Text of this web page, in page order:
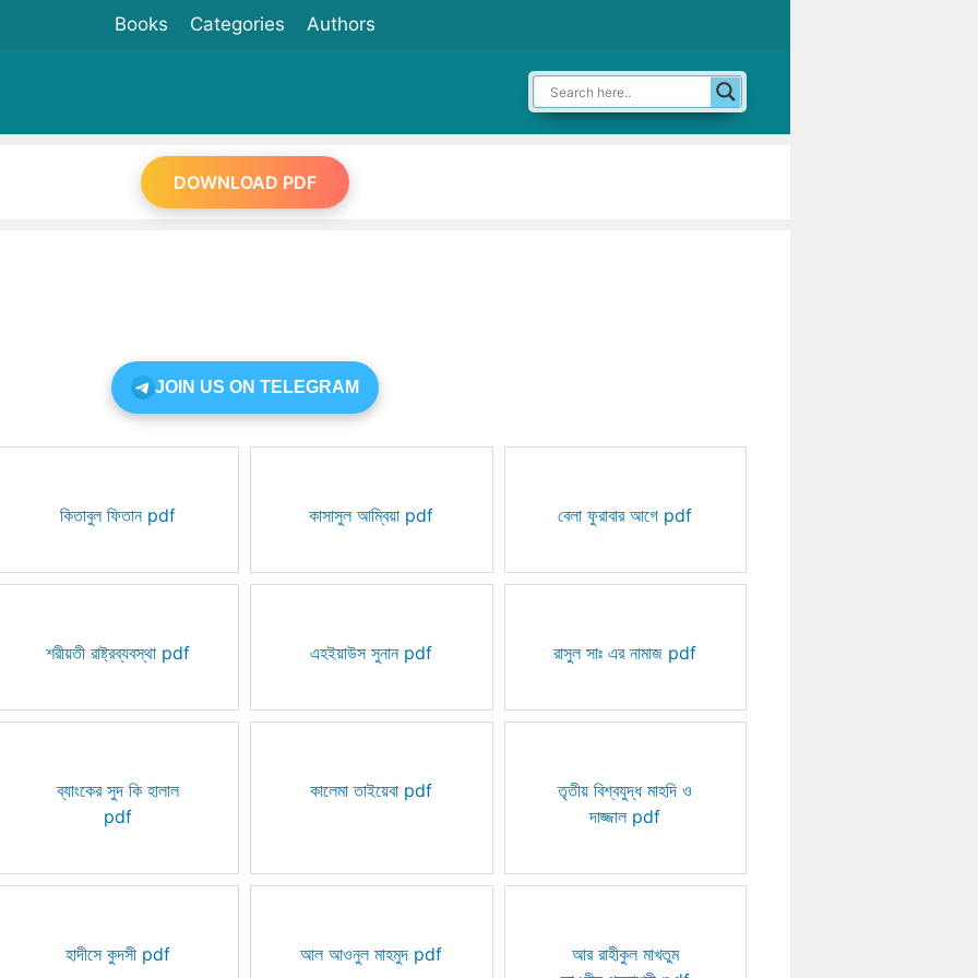
Books Categories Authors
DOWNLOAD PDF
JOIN US ON TELEGRAM
কিতাবুল ফিতান pdf কাসাসুল আম্বিয়া pdf বেলা ফুরাবার আগে pdf
শরীয়তী রাষ্ট্রব্যবস্থা pdf এহইয়াউস সুনান pdf রাসুল সাঃ এর নামাজ pdf
ব্যাংকের সুদ কি হালাল
pdf
কালেমা তাইয়েবা pdf
তৃতীয় বিশ্বযুদ্ধ মাহদি ও
দাজ্জাল pdf
হাদীসে কুদসী pdf আল আওনুল মাহমুদ pdf
আর রাহীকুল মাখতুম